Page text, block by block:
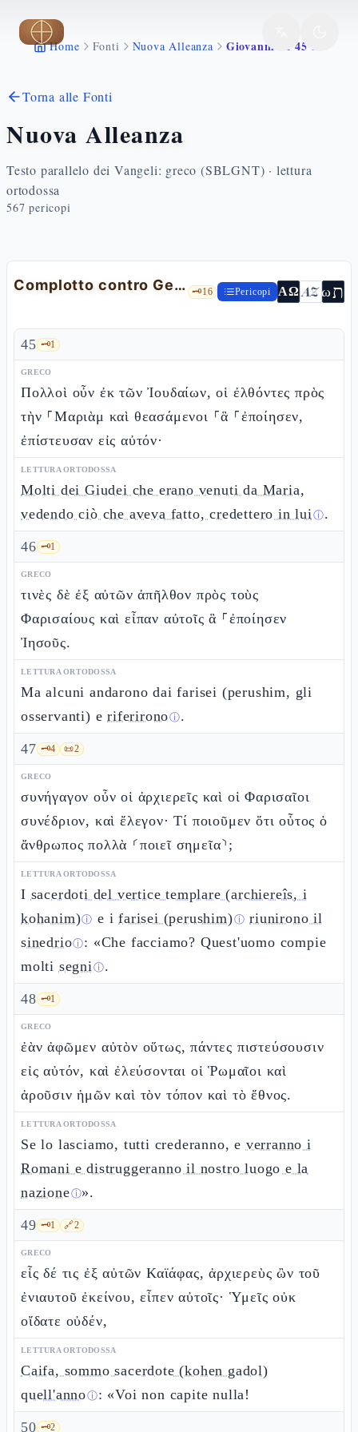
Vai al contenuto principale
Home Fonti Nuova Alleanza Giovanni 11 45 57
Torna alle Fonti
Nuova Alleanza
Testo parallelo dei Vangeli: greco (SBLGNT) · lettura
ortodossa
567 pericopi
Complotto contro Gesù 🗝️16 Pericopi ΑΩ AZωת
45 🗝️1
GRECO
Πολλοὶ οὖν ἐκ τῶν Ἰουδαίων, οἱ ἐλθόντες πρὸς
τὴν ⸀Μαριὰμ καὶ θεασάμενοι ⸀ἃ ⸀ἐποίησεν,
ἐπίστευσαν εἰς αὐτόν·
LETTURA ORTODOSSA
Molti dei Giudei che erano venuti da Maria,
vedendo ciò che aveva fatto, credettero in luiⓘ.
46 🗝️1
GRECO
τινὲς δὲ ἐξ αὐτῶν ἀπῆλθον πρὸς τοὺς
Φαρισαίους καὶ εἶπαν αὐτοῖς ἃ ⸀ἐποίησεν
Ἰησοῦς.
LETTURA ORTODOSSA
Ma alcuni andarono dai farisei (perushim, gli
osservanti) eriferironoⓘ.
47 🗝️4 📜2
GRECO
συνήγαγον οὖν οἱ ἀρχιερεῖς καὶ οἱ Φαρισαῖοι
συνέδριον, καὶ ἔλεγον· Τί ποιοῦμεν ὅτι οὗτος ὁ
ἄνθρωπος πολλὰ ⸂ποιεῖ σημεῖα⸃;
LETTURA ORTODOSSA
I sacerdoti del vertice templare (archiereîs, i
kohanim)ⓘ e ifarisei (perushim)ⓘ riunirono il
sinedrioⓘ: «Che facciamo? Quest'uomo compie
molti segniⓘ.
48 🗝️1
GRECO
ἐὰν ἀφῶμεν αὐτὸν οὕτως, πάντες πιστεύσουσιν
εἰς αὐτόν, καὶ ἐλεύσονται οἱ Ῥωμαῖοι καὶ
ἀροῦσιν ἡμῶν καὶ τὸν τόπον καὶ τὸ ἔθνος.
LETTURA ORTODOSSA
Se lo lasciamo, tutti crederanno, e verranno i
Romani e distruggeranno il nostro luogo e la
nazioneⓘ».
49 🗝️1 🔗2
GRECO
εἷς δέ τις ἐξ αὐτῶν Καϊάφας, ἀρχιερεὺς ὢν τοῦ
ἐνιαυτοῦ ἐκείνου, εἶπεν αὐτοῖς· Ὑμεῖς οὐκ
οἴδατε οὐδέν,
LETTURA ORTODOSSA
Caifa, sommo sacerdote (kohen gadol)
quell'annoⓘ: «Voi non capite nulla!
50 🗝️2